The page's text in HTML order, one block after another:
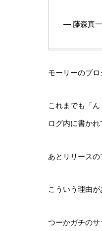
— 藤森真
モーリーのブ
これまでも「
ログ内に書か
あとリリース
こういう理由が
つーかガチの